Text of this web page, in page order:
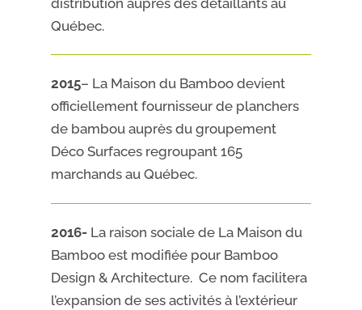
Québec.
2015– La Maison du Bamboo devient
officiellement fournisseur de planchers
de bambou auprès du groupement
Déco Surfaces regroupant 165
marchands au Québec.
2016-La raison sociale de La Maison du
Bamboo est modifiée pour Bamboo
Design & Architecture. Ce nom facilitera
l’expansion de ses activités à l’extérieur